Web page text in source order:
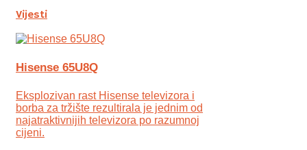
Vijesti
Hisense 65U8Q
Eksplozivan rast Hisense televizora i
borba za tržište rezultirala je jednim od
najatraktivnijih televizora po razumnoj
cijeni.